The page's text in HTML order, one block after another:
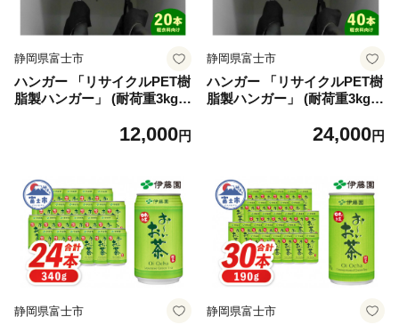
静岡県富士市
ハンガー 「リサイクルPET樹
脂製ハンガー」 (耐荷重3kg･
チック SDGs 富士川プラスチ
12,000円
静岡県富士市
ハンガー 「リサイクルPET樹
脂製ハンガー」 (耐荷重3kg･
チック SDGs 富士川プラスチ
24,000円
静岡県富士市 静岡県富士市